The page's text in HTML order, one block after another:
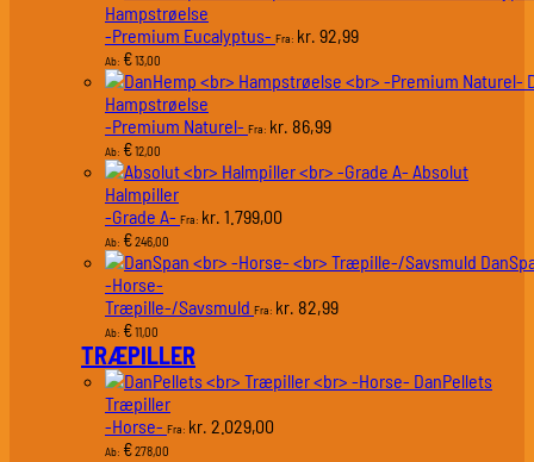
Hampstrøelse
-Premium Eucalyptus- Fra: kr. 92,99
Ab: €13,00
Hampstrøelse
-Premium Naturel- Fra: kr. 86,99
Ab: €12,00
Absolut
Halmpiller
-Grade A- Fra: kr. 1.799,00
Ab: €246,00
-Horse-
Træpille-/Savsmuld Fra: kr. 82,99
Ab: €11,00
TRÆPILLER
DanPellets
Træpiller
-Horse- Fra: kr. 2.029,00
Ab: €278,00